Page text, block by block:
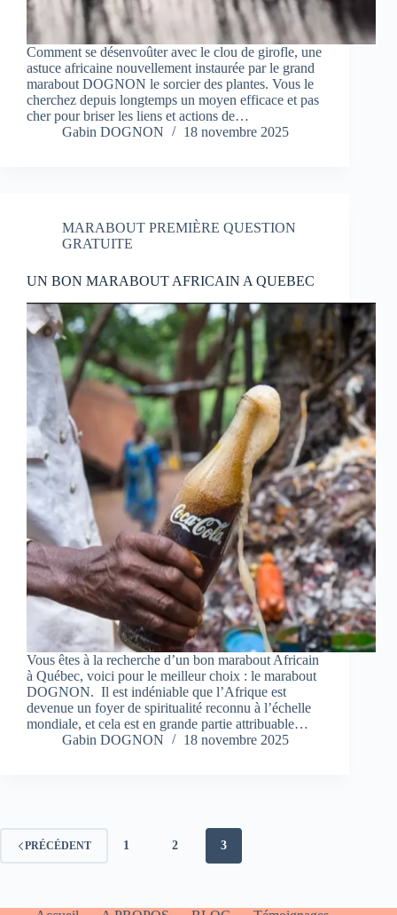
Comment se désenvoûter avec le clou de girofle, une
astuce africaine nouvellement instaurée par le grand
marabout DOGNON le sorcier des plantes. Vous le
cherchez depuis longtemps un moyen efficace et pas
cher pour briser les liens et actions de…
Gabin DOGNON
18 novembre 2025
MARABOUT PREMIÈRE QUESTION
GRATUITE
UN BON MARABOUT AFRICAIN A QUEBEC
Vous êtes à la recherche d’un bon marabout Africain
à Québec, voici pour le meilleur choix : le marabout
DOGNON. Il est indéniable que l’Afrique est
devenue un foyer de spiritualité reconnu à l’échelle
mondiale, et cela est en grande partie attribuable…
Gabin DOGNON
18 novembre 2025
PRÉCÉDENT 1 2 3